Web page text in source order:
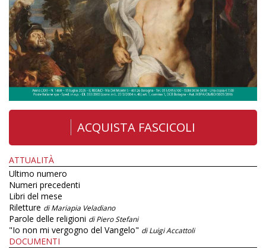
ACQUISTA FASCICOLI
ATTUALITÀ
Ultimo numero
Numeri precedenti
Libri del mese
Riletture di Mariapia Veladiano
Parole delle religioni di Piero Stefani
"Io non mi vergogno del Vangelo" di Luigi Accattoli
DOCUMENTI